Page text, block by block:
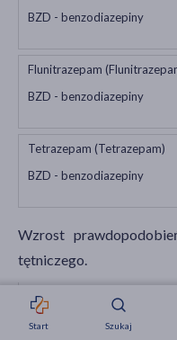
Strefa okazji
Start Szukaj
BZD - benzodiazepiny
Flunitrazepam
BZD - benzodiazepiny
Tetrazepam (Tetrazepam)
BZD - benzodiazepiny
Wzrost
tętniczego.
Amlodypina (Amlodipine)
leki blokujące kanały